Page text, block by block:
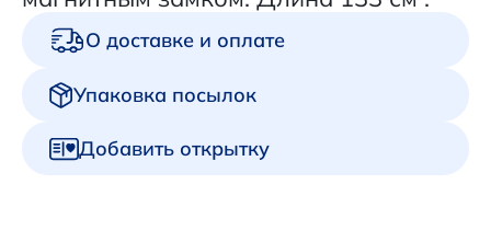
О доставке и оплате
Упаковка посылок
Добавить открытку